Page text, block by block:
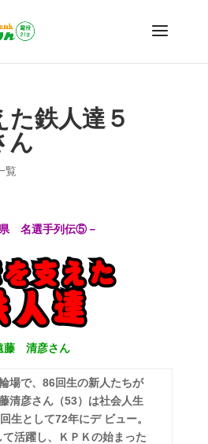
た鉄人達５
ん
覧
県 名選手列伝⑤－
藤 清彦さん
場で、86回生の新人たちが
清彦さん（53）は社会人生
生として72年にデ ビュー。
活躍し、ＫＰＫの始まった